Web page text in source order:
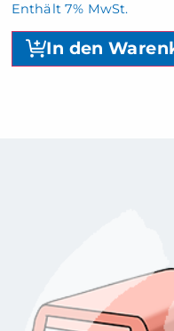
Enthält 7% MwSt.
In den